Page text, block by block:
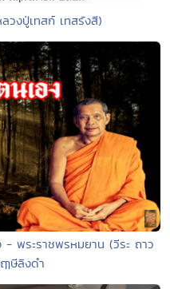
วงปู่เทสก์ เทสรังสี)
พระราชพรหมยาน (วีระ ถาว
ๅษีลิงดำ